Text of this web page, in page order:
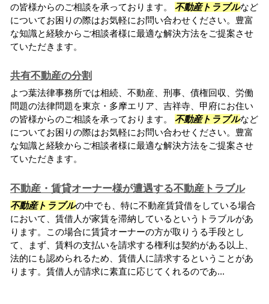
の皆様からのご相談を承っております。 不動産トラブルなど
についてお困りの際はお気軽にお問い合わせください。豊富
な知識と経験からご相談者様に最適な解決方法をご提案させ
ていただきます。
共有不動産の分割
よつ葉法律事務所では相続、不動産、刑事、債権回収、労働
問題の法律問題を東京・多摩エリア、吉祥寺、甲府にお住い
の皆様からのご相談を承っております。 不動産トラブルなど
についてお困りの際はお気軽にお問い合わせください。豊富
な知識と経験からご相談者様に最適な解決方法をご提案させ
ていただきます。
不動産・賃貸オーナー様が遭遇する不動産トラブル
不動産トラブルの中でも、特に不動産賃貸借をしている場合
において、賃借人が家賃を滞納しているというトラブルがあ
ります。この場合に賃貸オーナーの方が取りうる手段とし
て、まず、賃料の支払いを請求する権利は契約がある以上、
法的にも認められるため、賃借人に請求するということがあ
ります。賃借人が請求に素直に応じてくれるのであ...